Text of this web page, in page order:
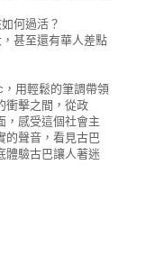
何過活？
甚至還有華人差點
用輕鬆的筆調帶領
衝擊之間，從政
，感受這個社會主
的聲音，看見古巴
體驗古巴讓人著迷